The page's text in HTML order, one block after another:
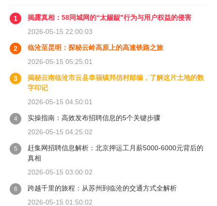
1
揭露真相：58同城网的“太龌龊”行为与用户权益的侵害
2026-05-15 22:00:03
2
临沧至昆明：探秘云岭高原上的高速铁路之旅
2026-05-15 05:25:01
3
揭秘云南临沧市云县幸福镇邦信村邮编，了解这片土地的数
字印记
2026-05-15 04:50:01
4
实操指南：高效发布招聘信息的5个关键步骤
2026-05-15 04:25:02
5
赶集网招聘信息解析：北京押运工月薪5000-6000元背后的
真相
2026-05-15 03:00:02
6
跨越千里的旅程：从苏州到临沧的交通方式全解析
2026-05-15 01:50:02